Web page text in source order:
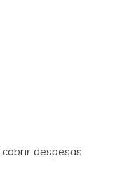
despesas